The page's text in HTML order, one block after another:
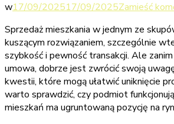
w17/09/202517/09/2025Zamieść
Sprzedaż mieszkania w jednym ze
kuszącym rozwiązaniem, szczególnie
szybkość i pewność transakcji. Ale
umowa, dobrze jest zwrócić swoją
kwestii, które mogą ułatwić uniknięcie
warto sprawdzić, czy podmiot
mieszkań ma ugruntowaną pozycję na